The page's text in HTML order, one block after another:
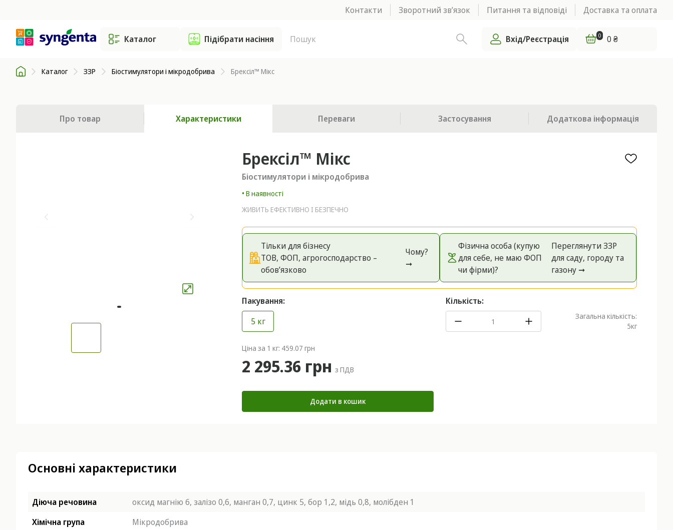
Контакти Зворотний зв’язок Питання та відповіді Доставка та оплата
Каталог Підібрати насіння Вхід/Реєстрація 0 0 ₴
Каталог ЗЗР Біостимулятори і мікродобрива Брексіл™ Мікс
Про товар Характеристики Переваги Застосування Додаткова інформація
Брексіл™ Мікс
Біостимулятори і мікродобрива
• В наявності
ЖИВИТЬ ЕФЕКТИВНО І БЕЗПЕЧНО
Тільки для бізнесу
ТОВ, ФОП, агрогосподарство –
обов’язково
Чому?
➞
Фізична особа (купую
для себе, не маю ФОП
чи фірми)?
Переглянути ЗЗР
для саду, городу та
газону ➞
Пакування:
5 кг
Кількість:
Загальна кількість:
5кг
Ціна за 1 кг: 459.07 грн
2 295.36 грн з ПДВ
Додати в кошик
Основні характеристики
Діюча речовина
оксид магнію 6, залізо 0,6, манган 0,7, цинк 5, бор 1,2, мідь 0,8, молібден 1
Хімічна група
Мікродобрива